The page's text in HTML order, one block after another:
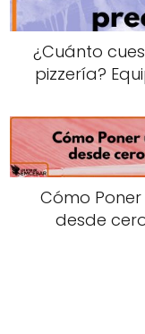
¿Cuánto
pizzería?
Cómo
desde